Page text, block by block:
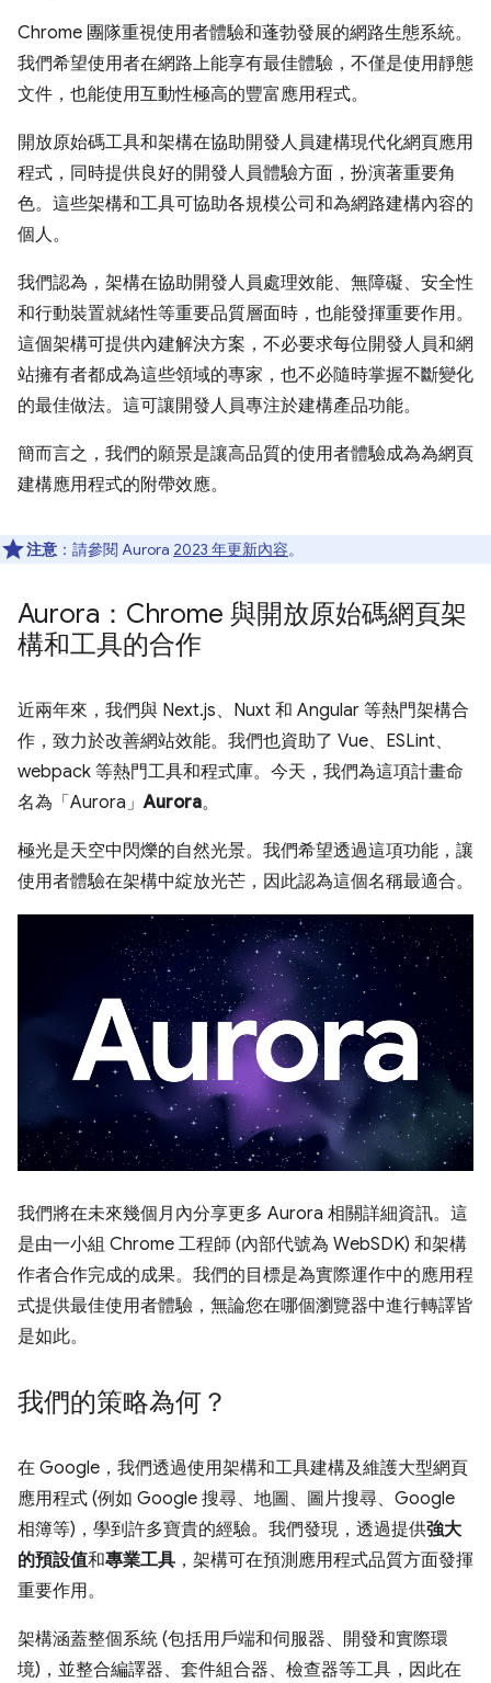
Chrome 團隊重視使用者體驗和蓬勃發展的網路生態系統。
我們希望使用者在網路上能享有最佳體驗，不僅是使用靜態
文件，也能使用互動性極高的豐富應用程式。
開放原始碼工具和架構在協助開發人員建構現代化網頁應用
程式，同時提供良好的開發人員體驗方面，扮演著重要角
色。這些架構和工具可協助各規模公司和為網路建構內容的
個人。
我們認為，架構在協助開發人員處理效能、無障礙、安全性
和行動裝置就緒性等重要品質層面時，也能發揮重要作用。
這個架構可提供內建解決方案，不必要求每位開發人員和網
站擁有者都成為這些領域的專家，也不必隨時掌握不斷變化
的最佳做法。這可讓開發人員專注於建構產品功能。
簡而言之，我們的願景是讓高品質的使用者體驗成為為網頁
建構應用程式的附帶效應。
注意 ：請參閱 Aurora 2023 年更新內容。
Aurora：Chrome 與開放原始碼網頁架
構和工具的合作
近兩年來，我們與 Next.js、Nuxt 和 Angular 等熱門架構合
作，致力於改善網站效能。我們也資助了 Vue、ESLint、
webpack 等熱門工具和程式庫。今天，我們為這項計畫命
名為「Aurora」Aurora。
極光是天空中閃爍的自然光景。我們希望透過這項功能，讓
使用者體驗在架構中綻放光芒，因此認為這個名稱最適合。
我們將在未來幾個月內分享更多 Aurora 相關詳細資訊。這
是由一小組 Chrome 工程師 (內部代號為 WebSDK) 和架構
作者合作完成的成果。我們的目標是為實際運作中的應用程
式提供最佳使用者體驗，無論您在哪個瀏覽器中進行轉譯皆
是如此。
我們的策略為何？
在 Google，我們透過使用架構和工具建構及維護大型網頁
應用程式 (例如 Google 搜尋、地圖、圖片搜尋、Google
相簿等)，學到許多寶貴的經驗。我們發現，透過提供強大
的預設值和專業工具 ，架構可在預測應用程式品質方面發揮
重要作用。
架構涵蓋整個系統 (包括用戶端和伺服器、開發和實際環
境)，並整合編譯器、套件組合器、檢查器等工具，因此在